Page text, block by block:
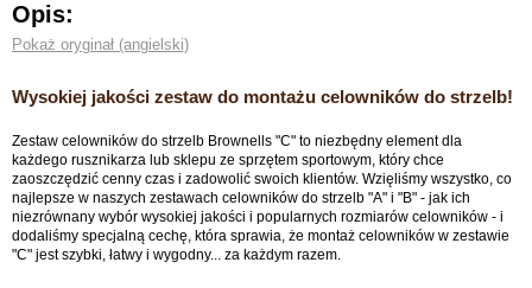
Opis:
Pokaż oryginał (angielski)
Wysokiej jakości zestaw do montażu celowników do strzelb!
Zestaw celowników do strzelb Brownells "C" to niezbędny element dla
każdego rusznikarza lub sklepu ze sprzętem sportowym, który chce
zaoszczędzić cenny czas i zadowolić swoich klientów. Wzięliśmy wszystko, co
najlepsze w naszych zestawach celowników do strzelb "A" i "B" - jak ich
niezrównany wybór wysokiej jakości i popularnych rozmiarów celowników - i
dodaliśmy specjalną cechę, która sprawia, że montaż celowników w zestawie
"C" jest szybki, łatwy i wygodny... za każdym razem.